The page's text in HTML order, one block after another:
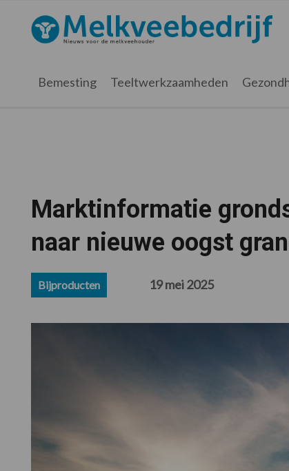
hoofdnavigatie
hoofd
eerste
voettekst
Melkveebedrijf.nl
Bemesting Teeltwerkzaamheden
Marktinformatie
naar nieuwe oogst
Bijproducten 19 mei 2025